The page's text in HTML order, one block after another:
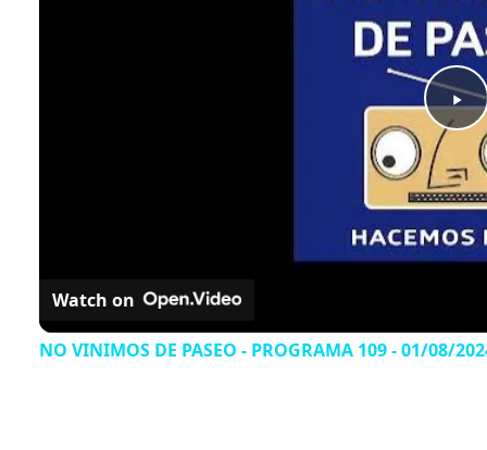
Play
Video
Watch on
NO VINIMOS DE PASEO - PROGRAMA 109 - 01/08/